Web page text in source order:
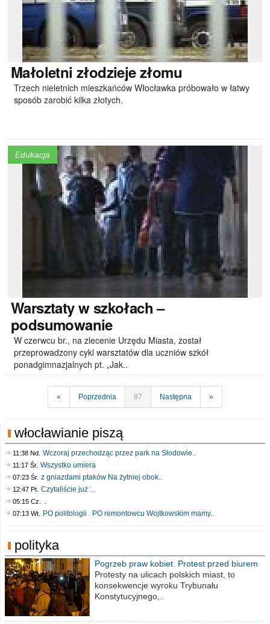
Małoletni złodzieje złomu
Trzech nieletnich mieszkańców Włocławka próbowało w łatwy
sposób zarobić kilka złotych.
Edukacja
Warsztatyw szkołach –
podsumowanie
W czerwcu br., na zlecenie Urzędu Miasta, został
przeprowadzony cykl warsztatów dla uczniów szkół
ponadgimnazjalnych pt. „Jak..
« Poprzednia 87 Następna »
włocławianie piszą
11:38 Nd. Wczoraj przechodząc przez park na Słodowie..
11:17 Śr. Wszystko umiera
07:23 Śr. z gniazdami ptaków Na żytniej obok..
12:47 Pt. Czytaliście już :..
05:15 Cz. ..
07:13 Wt. PO politologii . PO remontowcu Wojtkowskim mamy..
polityka
Pogrzeb praw kobiet. Protest przed biurem
poselskim PiS
Protesty na ulicach polskich miast, to
konsekwencje wyroku Trybunału
Konstytucyjnego,..